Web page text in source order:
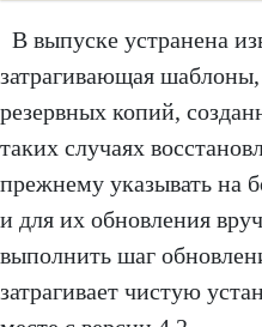
В выпуске устранена
затрагивающая
резервных копий,
таких случаях
прежнему указывать на
и для их обновления
выполнить шаг
затрагивает чистую